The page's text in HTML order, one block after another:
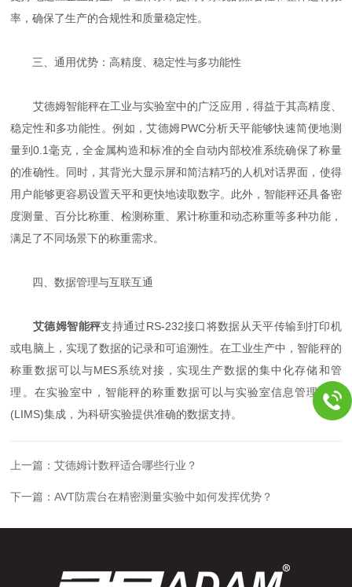
率，确保了生产的合规性和质量稳定性。
三、通用优势：高精度、稳定性与多功能性
艾德姆智能秤在工业与实验室中的广泛应用，得益于其高精度、
稳定性和多功能性。例如，艾德姆PWC分析天平能够快速简便地测
量到0.1毫克，全金属构造和标准的全自动内部校准系统确保了称量
的准确性。同时，其背光大显示屏和简洁精巧的人机对话界面，使得
用户能够更容易设置天平和更快地读取数字。此外，智能秤还具备密
度测量、百分比称重、检测称重、累计称重和动态称重等多种功能，
满足了不同场景下的称重需求。
四、数据管理与互联互通
艾德姆智能秤支持通过RS-232接口将数据从天平传输到打印机
或电脑上，实现了数据的记录和可追溯性。在工业生产中，智能秤的
称重数据可以与MES系统对接，实现生产数据的集中化存储和管
理。在实验室中，智能秤的称重数据可以与实验室信息管理系统
(LIMS)集成，为科研实验提供准确的数据支持。
上一篇：艾德姆计数秤适合哪些行业？
下一篇：AVT防震台在精密测量实验中如何发挥优势？